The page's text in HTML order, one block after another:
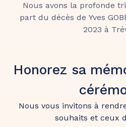
Nous avons la profonde
part du décès de Yves
2023 à
Honorez sa
Nous vous invitons à
souhaits et ceux